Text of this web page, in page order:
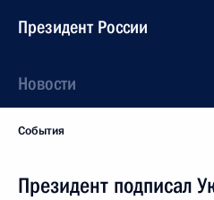
Президент России
Новости
События
Президент подписал